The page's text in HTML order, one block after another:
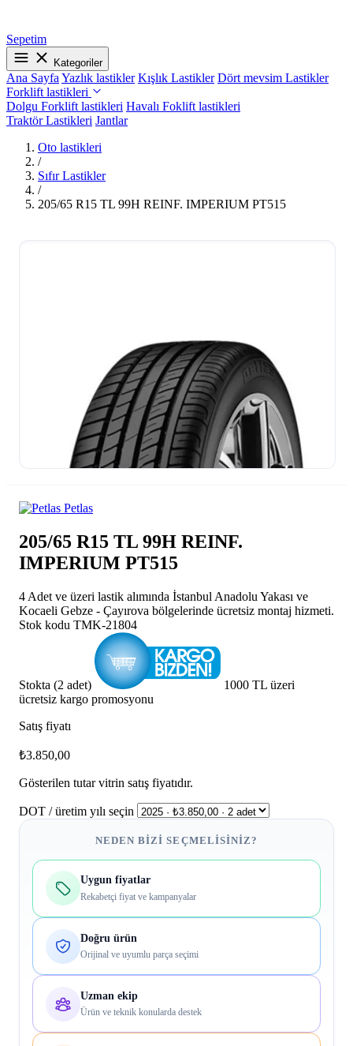
Sepetim
Kategoriler
Ana Sayfa Yazlık lastikler Kışlık Lastikler Dört mevsim Lastikler
Forklift lastikleri
Dolgu Forklift lastikleri Havalı Foklift lastikleri
Traktör Lastikleri Jantlar
Oto lastikleri
/
Sıfır Lastikler
/
205/65 R15 TL 99H REINF. IMPERIUM PT515
Petlas
205/65 R15 TL 99H REINF.
IMPERIUM PT515
4 Adet ve üzeri lastik alımında İstanbul Anadolu Yakası ve
Kocaeli Gebze - Çayırova bölgelerinde ücretsiz montaj hizmeti.
Stok kodu TMK-21804
Stokta (2 adet)
1000 TL üzeri
ücretsiz kargo promosyonu
Satış fiyatı
₺3.850,00
Gösterilen tutar vitrin satış fiyatıdır.
DOT / üretim yılı seçin
NEDEN BIZI SEÇMELISINIZ?
Uygun fiyatlar
Rekabetçi fiyat ve kampanyalar
Doğru ürün
Orijinal ve uyumlu parça seçimi
Uzman ekip
Ürün ve teknik konularda destek